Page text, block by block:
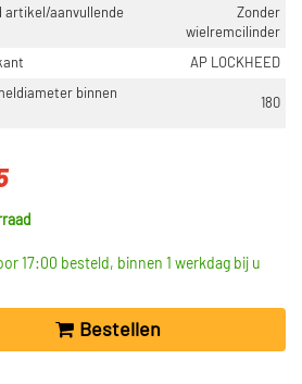
artikel/aanvullende
Zonder
wielremcilinder
AP LOCKHEED
binnen
180
17:00 besteld, binnen 1 werkdag bij u
Bestellen